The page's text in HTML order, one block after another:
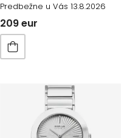
Predbežne u Vás 13.8.2026
209 eur